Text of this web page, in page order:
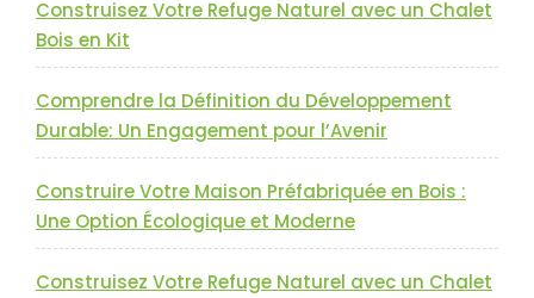
Construisez Votre Refuge Naturel avec un Chalet
Bois en Kit
Comprendre la Définition du Développement
Durable: Un Engagement pour l’Avenir
Construire Votre Maison Préfabriquée en Bois :
Une Option Écologique et Moderne
Construisez Votre Refuge Naturel avec un Chalet